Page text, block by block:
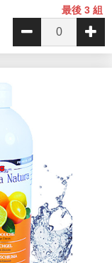
最後 3 組